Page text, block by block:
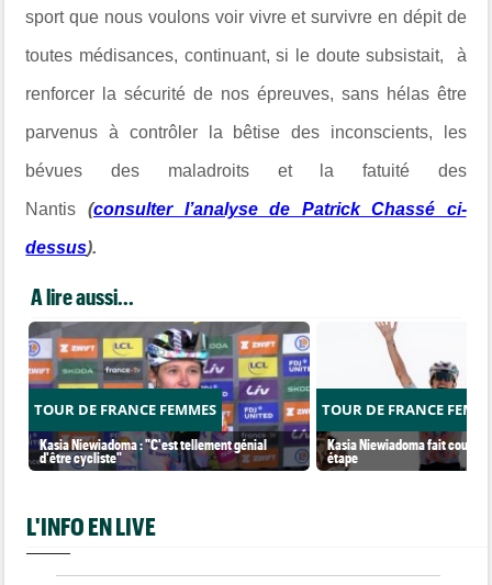
sport que nous voulons voir vivre et survivre en dépit de
toutes médisances, continuant, si le doute subsistait, à
renforcer la sécurité de nos épreuves, sans hélas être
parvenus à contrôler la bêtise des inconscients, les
bévues des maladroits et la fatuité des
Nantis (consulter l’analyse de Patrick Chassé ci-
dessus).
A lire aussi...
TOUR DE FRANCE FEMMES
Kasia Niewiadoma : "C'est tellement génial
d'être cycliste"
TOUR DE FRANCE
Kasia Niewiadoma fait coup
étape
L'INFO EN LIVE